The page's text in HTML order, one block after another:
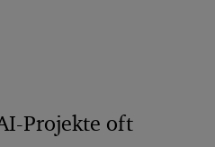
Projekte oft